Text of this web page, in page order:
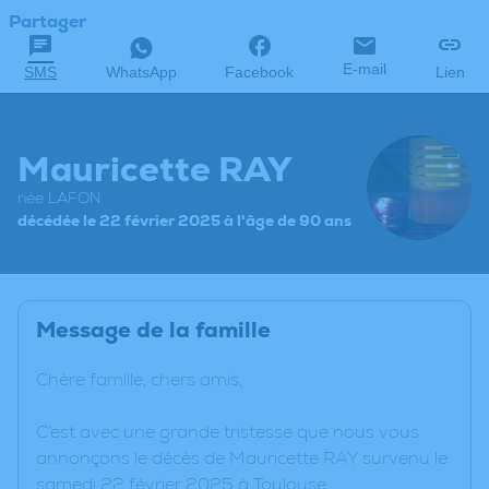
Partager
SMS WhatsApp Facebook E-mail Lien
Mauricette RAY
née LAFON
décédée le 22 février 2025 à l'âge de 90 ans
Message de la famille
Chère famille, chers amis,
C’est avec une grande tristesse que nous vous
annonçons le décès de Mauricette RAY survenu le
samedi 22 février 2025 à Toulouse.